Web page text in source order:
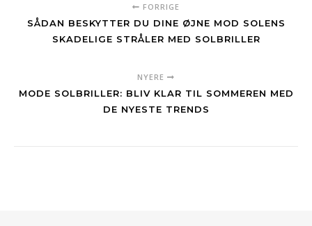
FORRIGE
SÅDAN BESKYTTER DU DINE ØJNE MOD SOLENS
SKADELIGE STRÅLER MED SOLBRILLER
NYERE
MODE SOLBRILLER: BLIV KLAR TIL SOMMEREN MED
DE NYESTE TRENDS